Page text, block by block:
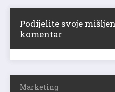
Podijelite svoje
komentar
Marketing